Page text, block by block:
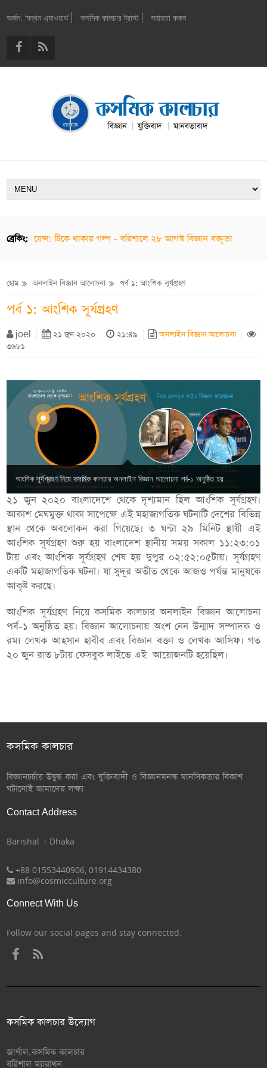
অর্জন: ‘মন্থন এ্যাওয়ার্ড কসমিক কালচার ট্রাস্ট সহায়তা করুন
ব্রেকিং:
স্যাপিয়েন্স: টিকে থাকার গল্প - বরিশালে ২৮ আগস্ট বিজ্ঞান বক্তৃতা
হোম অনলাইন বিজ্ঞান আলোচনা পর্ব ১: আংশিক সূর্যগ্রহণ
পর্ব ১: আংশিক সূর্যগ্রহণ
joel ২১ জুন ২০২০ ২১:৪৯
অনলাইন বিজ্ঞান আলোচনা
৩৬৮১
আংশিক সূর্যগ্রহণ নিয়ে কসমিক কালচার অনলাইন বিজ্ঞান আলোচনা পর্ব-১ অনুষ্ঠিত হয়
২১ জুন ২০২০ বাংলাদেশে থেকে দৃশ্যমান ছিল আংশিক সূর্যগ্রহণ।
আকাশ মেঘমুক্ত থাকা সাপেক্ষে এই মহাজাগতিক ঘটনাটি দেশের বিভিন্ন
স্থান থেকে অবলোকন করা গিয়েছে। ৩ ঘন্টা ২৯ মিনিট স্থায়ী এই
আংশিক সূর্যগ্রহণ শুরু হয় বাংলাদেশ স্থানীয় সময় সকাল ১১:২৩:০১
টায় এবং আংশিক সূর্যগ্রহণ শেষ হয় দুপুর ০২:৫২:০৫টায়। সূর্যগ্রহণ
একটি মহাজাগতিক ঘটনা। যা সুদূর অতীত থেকে আজও পর্যন্ত মানুষকে
আকৃষ্ট করছে।
আংশিক সূর্যগ্রহণ নিয়ে কসমিক কালচার অনলাইন বিজ্ঞান আলোচনা
পর্ব-১ অনুষ্ঠিত হয়। বিজ্ঞান আলোচনায় অংশ নেন উন্মাদ সম্পাদক ও
রম্য লেখক আহসান হাবীব এবং বিজ্ঞান বক্তা ও লেখক আসিফ। গত
২০ জুন রাত ৮টায় ফেসবুক লাইভে এই আয়োজনটি হয়েছিল।
কসমিক কালচার
বিজ্ঞানচর্চায় উদ্বুদ্ধ করা এবং যুক্তিবাদী ও বিজ্ঞানমনস্ক মানসিকতার বিকাশ
ঘটানোই আমাদের লক্ষ্য
Contact Address
Barishal । Dhaka
+88 01553440906, 01914434380
info@cosmicculture.org
Connect With Us
Follow our social pages and stay connected.
কসমিক কালচার উদ্যোগ
জার্ণাল.কসমিক কালচার
বরিশাল ম্যারাথন